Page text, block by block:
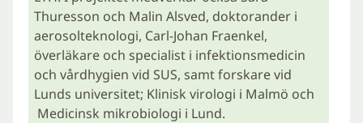
Thuresson och Malin Alsved, doktorander i
aerosolteknologi, Carl-Johan Fraenkel,
överläkare och specialist i infektionsmedicin
och vårdhygien vid SUS, samt forskare vid
Lunds universitet; Klinisk virologi i Malmö och
Medicinsk mikrobiologi i Lund.